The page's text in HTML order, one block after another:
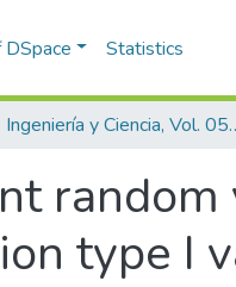
Statistics
Ingeniería y
type I